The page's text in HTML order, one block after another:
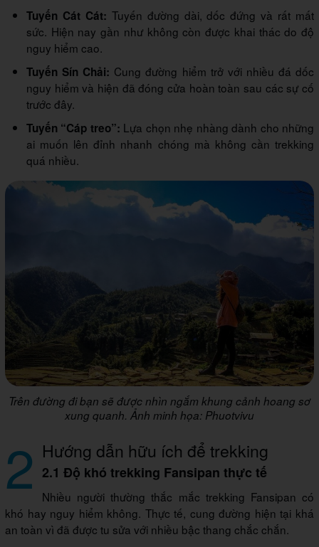
Tuyến Cát Cát: Tuyến đường dài, dốc đứng và rất mất
sức. Hiện nay gần như không còn được khai thác do độ
nguy hiểm cao.
Tuyến Sín Chải: Cung đường hiểm trở với nhiều đá dốc
nguy hiểm và hiện đã đóng cửa hoàn toàn sau các sự cố
trước đây.
Tuyến “Cáp treo”: Lựa chọn nhẹ nhàng dành cho những
ai muốn lên đỉnh nhanh chóng mà không cần trekking
quá nhiều.
Trên đường đi bạn sẽ được nhìn ngắm khung cảnh hoang sơ
xung quanh. Ảnh minh họa: Phuotvivu
2 Hướng dẫn hữu ích để trekking
2.1 Độ khó trekking Fansipan thực tế
Nhiều người thường thắc mắc trekking Fansipan có
khó hay nguy hiểm không. Thực tế, cung đường hiện tại khá
an toàn vì đã được tu sửa với nhiều bậc thang chắc chắn.